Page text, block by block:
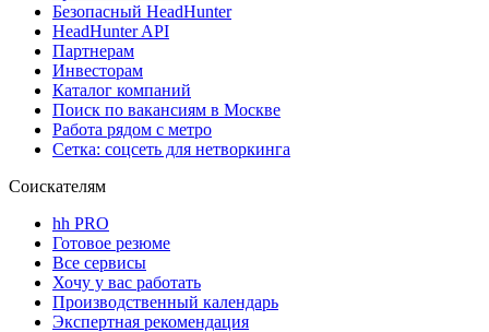
Безопасный HeadHunter
HeadHunter API
Партнерам
Инвесторам
Каталог компаний
Поиск по вакансиям в Москве
Работа рядом с метро
Сетка: соцсеть для нетворкинга
Соискателям
hh PRO
Готовое резюме
Все сервисы
Хочу у вас работать
Производственный календарь
Экспертная рекомендация